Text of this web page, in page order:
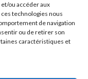
ou accéder aux
technologies nous
de navigation
ou de retirer son
caractéristiques et